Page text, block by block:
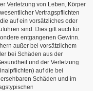
Verletzung von Leben, Körper
Vertragspflichten
auf ein vorsätzliches oder
sind. Dies gilt auch für
entgangenen Gewinn.
außer bei vorsätzlichem
bei Schäden aus der
und der Verletzung
auf die bei
Schäden und im